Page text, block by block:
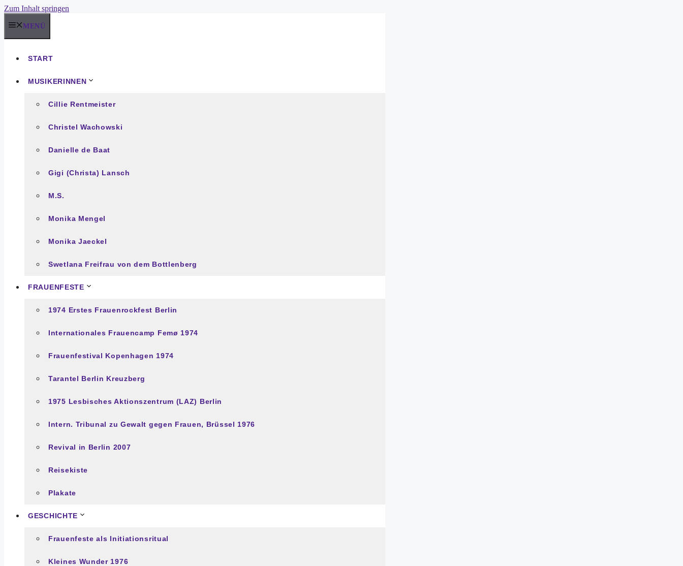
Zum Inhalt springen
MENÜ
START
MUSIKERINNEN
Cillie Rentmeister
Christel Wachowski
Danielle de Baat
Gigi (Christa) Lansch
M.S.
Monika Mengel
Monika Jaeckel
Swetlana Freifrau von dem Bottlenberg
FRAUENFESTE
1974 Erstes Frauenrockfest Berlin
Internationales Frauencamp Femø 1974
Frauenfestival Kopenhagen 1974
Tarantel Berlin Kreuzberg
1975 Lesbisches Aktionszentrum (LAZ) Berlin
Intern. Tribunal zu Gewalt gegen Frauen, Brüssel 1976
Revival in Berlin 2007
Reisekiste
Plakate
GESCHICHTE
Frauenfeste als Initiationsritual
Kleines Wunder 1976